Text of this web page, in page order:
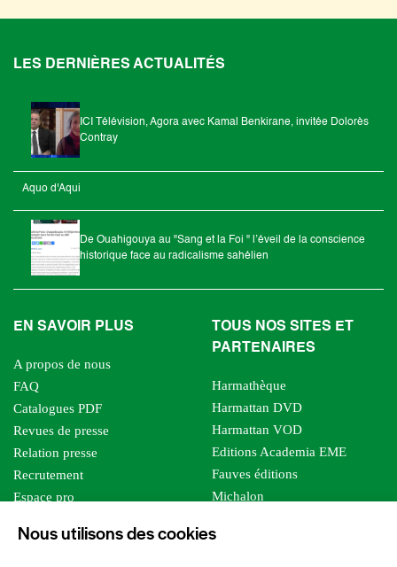
Nous utilisons des cookies
LES DERNIÈRES ACTUALITÉS
ICI Télévision, Agora avec Kamal Benkirane, invitée Dolorès
Contray
Aquo d'Aqui
De Ouahigouya au "Sang et la Foi " l’éveil de la conscience
historique face au radicalisme sahélien
EN SAVOIR PLUS
A propos de nous
FAQ
Catalogues PDF
Revues de presse
Relation presse
Recrutement
Espace pro
Foreign rights
TOUS NOS SITES ET
PARTENAIRES
Harmathèque
Harmattan DVD
Harmattan VOD
Editions Academia EME
Fauves éditions
Michalon
Editions Sutton